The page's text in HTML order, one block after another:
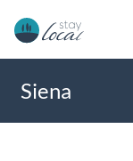
Siena